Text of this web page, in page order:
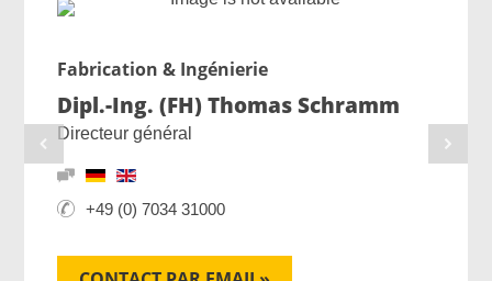
Fabrication & Ingénierie
Dipl.-Ing. (FH) Thomas Schramm
Directeur général
+49 (0) 7034 31000